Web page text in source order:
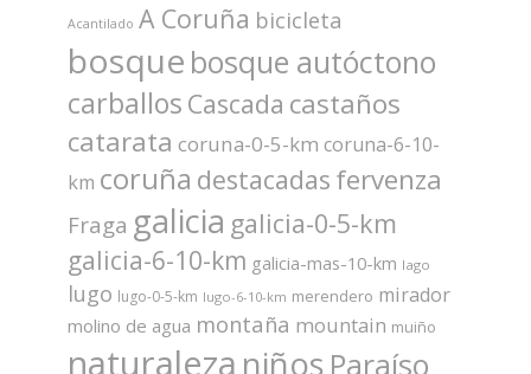
Acantilado A Coruña bicicleta
bosque bosque autóctono
carballos Cascada castaños
catarata coruna-0-5-km coruna-6-10-
km coruña destacadas fervenza
Fraga galicia galicia-0-5-km
galicia-6-10-km galicia-mas-10-km lago
lugo lugo-0-5-km lugo-6-10-km merendero mirador
molino de agua montaña mountain muiño
naturaleza niños Paraíso